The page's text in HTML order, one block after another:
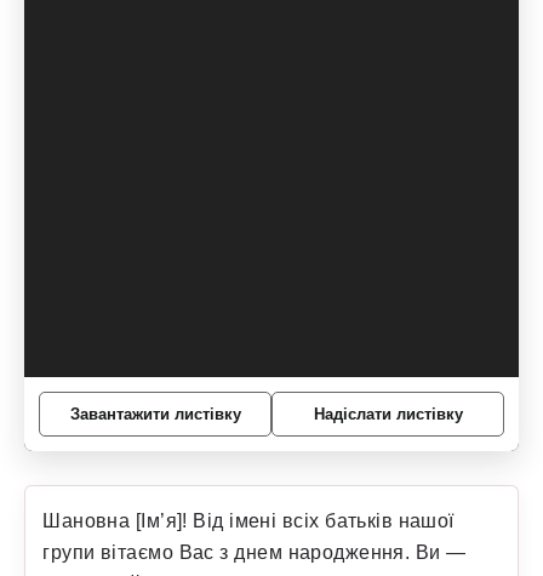
Завантажити листівку Надіслати листівку
Шановна [Ім’я]! Від імені всіх батьків нашої
групи вітаємо Вас з днем народження. Ви —